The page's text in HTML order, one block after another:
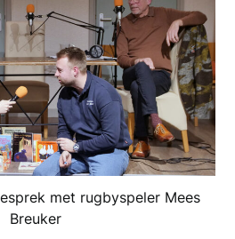
met rugbyspeler Mees
Breuker